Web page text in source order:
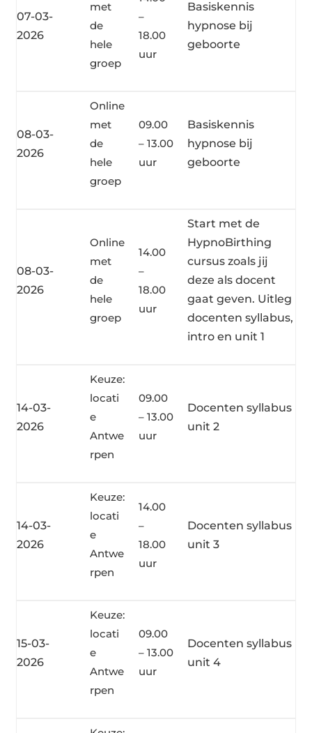
07-03-
2026
met
de
hele
groep
–
18.00
uur
Basiskennis
hypnose bij
geboorte
08-03-
2026
Online
met
de
hele
groep
09.00
– 13.00
uur
Basiskennis
hypnose bij
geboorte
08-03-
2026
Online
met
de
hele
groep
14.00
–
18.00
uur
Start met de
HypnoBirthing
cursus zoals jij
deze als docent
gaat geven. Uitleg
docenten syllabus,
intro en unit 1
14-03-
2026
Keuze:
locati
e
Antwe
rpen
09.00
– 13.00
uur
Docenten syllabus
unit 2
14-03-
2026
Keuze:
locati
e
Antwe
rpen
14.00
–
18.00
uur
Docenten syllabus
unit 3
15-03-
2026
Keuze:
locati
e
Antwe
rpen
09.00
– 13.00
uur
Docenten syllabus
unit 4